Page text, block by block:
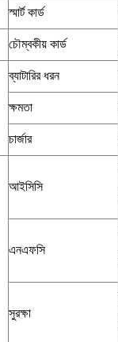
স্মার্ট কার্ড
চৌম্বকীয় কার্ড
ব্যাটারির ধরন
ক্ষমতা
চার্জার
আইসিসি
এনএফসি
সুরক্ষা